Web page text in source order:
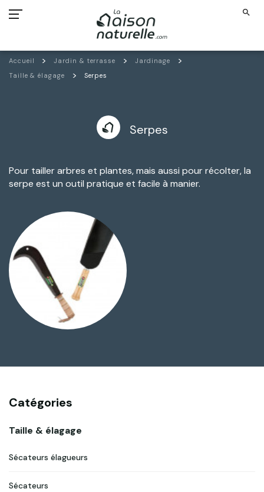
search
Accueil Jardin & terrasse
Jardinage
Taille & élagage
Serpes
Serpes
Pour tailler arbres et plantes, mais aussi pour récolter, la
serpe est un outil pratique et facile à manier.
Catégories
Taille & élagage
Sécateurs élagueurs
Sécateurs